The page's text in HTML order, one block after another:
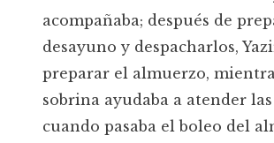
acompañaba; después de
desayuno y despacharlos,
preparar el almuerzo,
sobrina ayudaba a atender las
cuando pasaba el boleo del